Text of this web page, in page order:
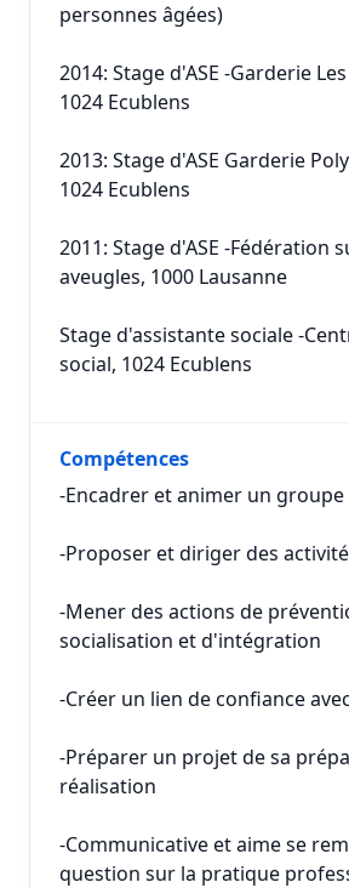
personnes âgées)
2014: Stage d'ASE -Garderie
1024 Ecublens
2013: Stage d'ASE Garderie
1024 Ecublens
2011: Stage d'ASE -Fédération
aveugles, 1000 Lausanne
Stage d'assistante sociale -
social, 1024 Ecublens
Compétences
-Encadrer et animer un
-Proposer et diriger des
-Mener des actions de
socialisation et d'intégration
-Créer un lien de confiance
-Préparer un projet de sa
réalisation
-Communicative et aime se
question sur la pratique